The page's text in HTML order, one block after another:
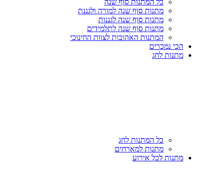
כל המתנות סוף שנה
מתנות סוף שנה למורה ולגננת
מתנות סוף שנה לגננות
מתנות סוף שנה לתלמידים
המתנות האהובות לצוות החינוכי
הכי נמכרים
מתנות לחג
כל המתנות לחג
מתנות למארחים
מתנות לכל אירוע